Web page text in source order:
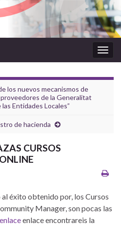
la
los nuevos mecanismos de
de la Generalitat
Entidades Locales”
de hacienda
CURSOS
éxito obtenido por, los Cursos
Manager, son pocas las
enlaceenlace encontrareis la